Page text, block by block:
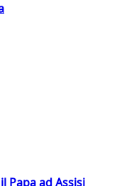
Papa ad Assisi